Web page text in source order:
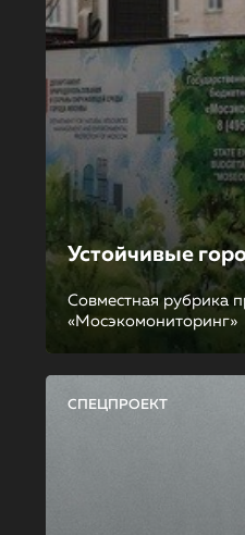
Устойчивые
Совместная рубрика
«Мосэкомониторинг»
СПЕЦПРОЕКТ